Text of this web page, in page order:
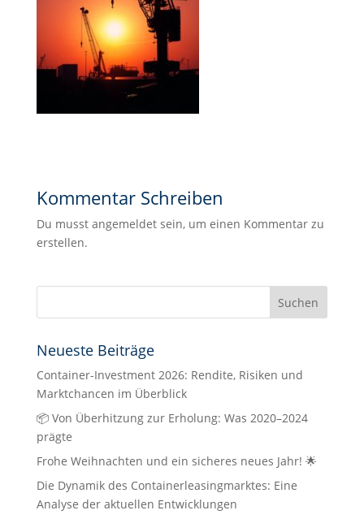
Kommentar Schreiben
Du musst angemeldet sein, um einen Kommentar zu
erstellen.
Neueste Beiträge
Container-Investment 2026: Rendite, Risiken und
Marktchancen im Überblick
📦 Von Überhitzung zur Erholung: Was 2020–2024
prägte
Frohe Weihnachten und ein sicheres neues Jahr! 🌟
Die Dynamik des Containerleasingmarktes: Eine
Analyse der aktuellen Entwicklungen